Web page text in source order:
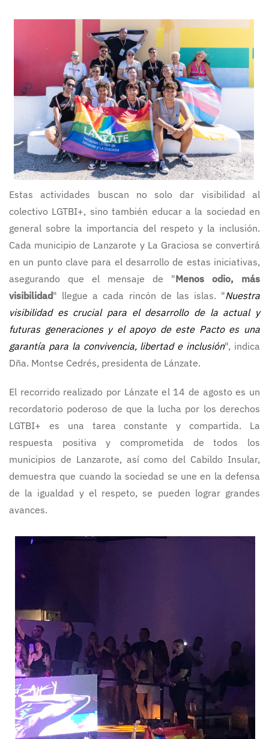
Estas actividades buscan no solo dar visibilidad al
colectivo LGTBI+, sino también educar a la sociedad en
general sobre la importancia del respeto y la inclusión.
Cada municipio de Lanzarote y La Graciosa se convertirá
en un punto clave para el desarrollo de estas iniciativas,
asegurando que el mensaje de "Menos odio, más
visibilidad" llegue a cada rincón de las islas. "Nuestra
visibilidad es crucial para el desarrollo de la actual y
futuras generaciones y el apoyo de este Pacto es una
garantía para la convivencia, libertad e inclusión", indica
Dña. Montse Cedrés, presidenta de Lánzate.
El recorrido realizado por Lánzate el 14 de agosto es un
recordatorio poderoso de que la lucha por los derechos
LGTBI+ es una tarea constante y compartida. La
respuesta positiva y comprometida de todos los
municipios de Lanzarote, así como del Cabildo Insular,
demuestra que cuando la sociedad se une en la defensa
de la igualdad y el respeto, se pueden lograr grandes
avances.